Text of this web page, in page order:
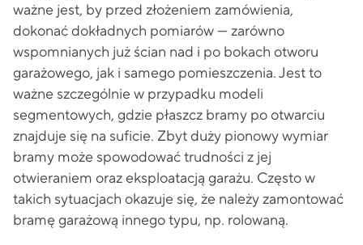
ważne jest, by przed złożeniem zamówienia,
dokonać dokładnych pomiarów — zarówno
wspomnianych już ścian nad i po bokach otworu
garażowego, jak i samego pomieszczenia. Jest to
ważne szczególnie w przypadku modeli
segmentowych, gdzie płaszcz bramy po otwarciu
znajduje się na suficie. Zbyt duży pionowy wymiar
bramy może spowodować trudności z jej
otwieraniem oraz eksploatacją garażu. Często w
takich sytuacjach okazuje się, że należy zamontować
bramę garażową innego typu, np. rolowaną.